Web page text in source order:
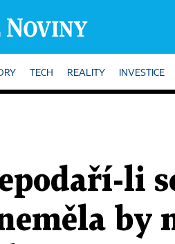
TECH REALITY INVESTICE
li
by